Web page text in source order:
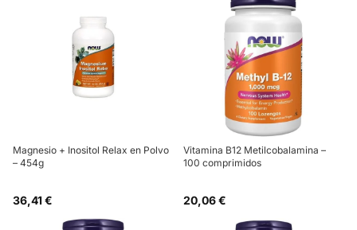
Magnesio + Inositol Relax en Polvo
– 454g
36,41 €
Vitamina B12 Metilcobalamina –
100 comprimidos
20,06 €